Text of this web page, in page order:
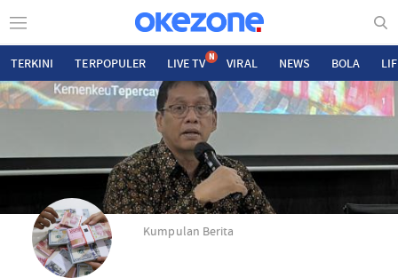
TERKINI TERPOPULER LIVE TV N VIRAL NEWS BOLA
Kumpulan Berita